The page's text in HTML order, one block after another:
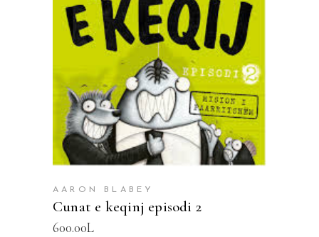
SHTOJE NË SHPORTË
AARON BLABEY
Cunat e keqinj episodi 2
600.00L